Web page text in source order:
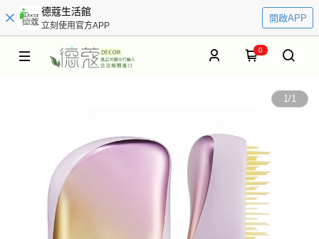
德蔻生活館
立刻使用官方APP
開啟APP
0
1/1